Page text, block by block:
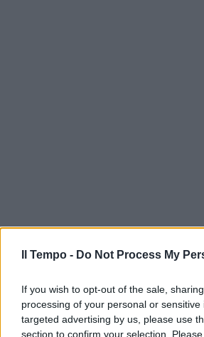
Il Tempo - Do Not Process My
If you wish to opt-out of the sale,
processing of your personal or
targeted advertising by us, please use
section to confirm your selection.